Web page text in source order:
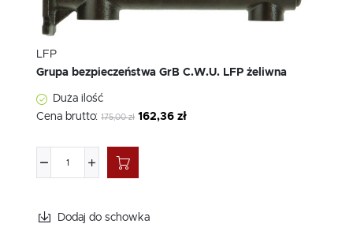
LFP
Grupa bezpieczeństwa GrB C.W.U. LFP żeliwna
Duża ilość
Cena brutto: 175,00 zł 162,36 zł
Dodaj do schowka